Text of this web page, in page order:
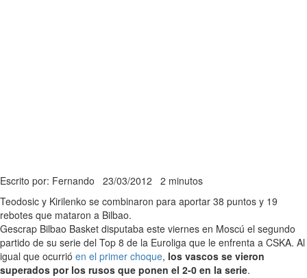
Escrito por: Fernando 23/03/2012 2 minutos
Teodosic y Kirilenko se combinaron para aportar 38 puntos y 19
rebotes que mataron a Bilbao.
Gescrap Bilbao Basket disputaba este viernes en Moscú el segundo
partido de su serie del Top 8 de la Euroliga que le enfrenta a CSKA. Al
igual que ocurrió en el primer choque, los vascos se vieron
superados por los rusos que ponen el 2-0 en la serie.